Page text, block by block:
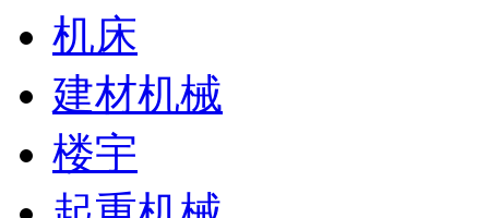
机床
建材机械
楼宇